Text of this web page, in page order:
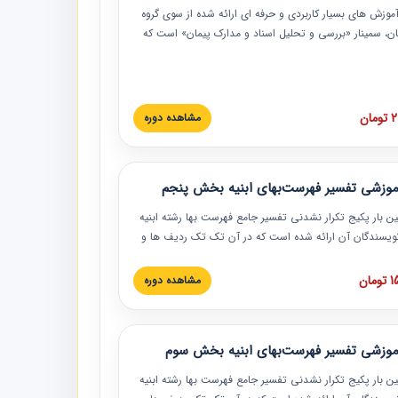
های بسیار کاربردی و حرفه‏ ای ارائه شده از سوی گروه
سمینار «بررسی و تحلیل اسناد و مدارک پیمان» است که
این خصوص ارائه شده است.
مشاهده دوره
تفسیر فهرست‌بهای ابنیه بخش پنجم
بار پکیج تکرار نشدنی تفسیر جامع فهرست بها رشته ابنیه
نویسندگان آن ارائه شده است که در آن تک تک ردیف ها و
و به همراه تصاویر عملیات اجرایی مرتبط با ردیف های
بها ارائه شده است. این دوره با کلام مهندس
مدیر پروژه مهندسی مشاور در امر بازنگری فهرست
حال فعالیت هستند حتما توصیه می کنیم از مطالب این
نمایند.
مشاهده دوره
تفسیر فهرست‌بهای ابنیه بخش سوم
بار پکیج تکرار نشدنی تفسیر جامع فهرست بها رشته ابنیه